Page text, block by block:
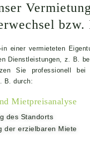
bzw.
einer vermieteten
Dienstleistungen, z. B.
Sie professionell
B. durch:
Mietpreisanalyse
des Standorts
der erzielbaren Miete